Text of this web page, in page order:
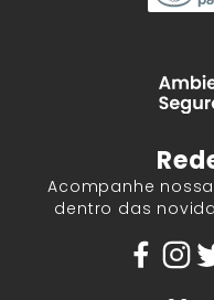
Acompanhe
dentro das